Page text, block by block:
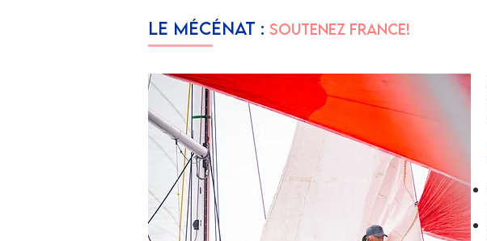
LE MÉCÉNAT : SOUTENEZ FRANCE!